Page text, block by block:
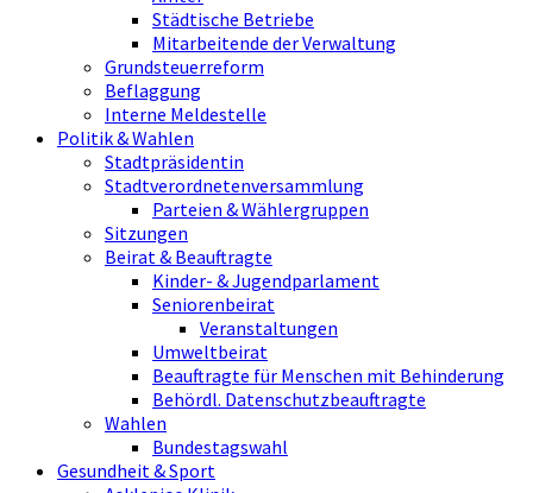
Städtische Betriebe
Mitarbeitende der Verwaltung
Grundsteuerreform
Beflaggung
Interne Meldestelle
Politik & Wahlen
Stadtpräsidentin
Stadtverordnetenversammlung
Parteien & Wählergruppen
Sitzungen
Beirat & Beauftragte
Kinder- & Jugendparlament
Seniorenbeirat
Veranstaltungen
Umweltbeirat
Beauftragte für Menschen mit Behinderung
Behördl. Datenschutzbeauftragte
Wahlen
Bundestagswahl
Gesundheit & Sport